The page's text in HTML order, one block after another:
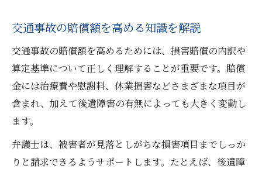
交通事故の賠償額を高める知識を解説
交通事故の賠償額を高めるためには、損害賠償の内訳や
算定基準について正しく理解することが重要です。賠償
金には治療費や慰謝料、休業損害などさまざまな項目が
含まれ、加えて後遺障害の有無によっても大きく変動し
ます。
弁護士は、被害者が見落としがちな損害項目までしっか
りと請求できるようサポートします。たとえば、後遺障